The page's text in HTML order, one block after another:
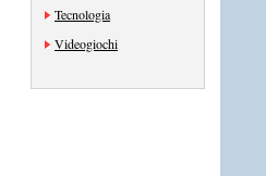
Tecnologia
Videogiochi